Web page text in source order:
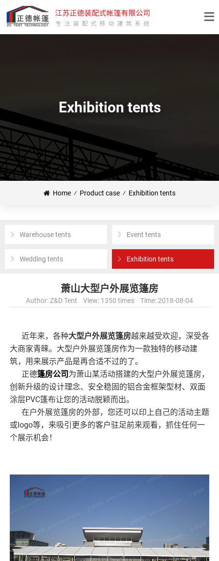
Exhibition tents
Home ⁄ Product case ⁄ Exhibition tents
Warehouse tents Event tents
Wedding tents Exhibition tents
萧山大型户外展览篷房
Author: Z&D Tent View: 1350 times Time: 2018-08-04
近年来，各种大型户外展览篷房越来越受欢迎，深受各
大商家青睐。大型户外展览篷房作为一款独特的移动建
筑，用来展示产品是再合适不过的了。
正德篷房公司 为萧山某活动搭建的大型户外展览篷房，
创新升级的设计理念、安全稳固的铝合金框架型材、双面
涂层PVC篷布让您的活动脱颖而出。
在户外展览篷房的外部，您还可以印上自己的活动主题
或logo等，来吸引更多的客户驻足前来观看，抓住任何一
个展示机会！